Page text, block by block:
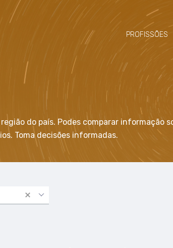
PROFISSÕES
do país. Podes comparar informação
Toma decisões informadas.